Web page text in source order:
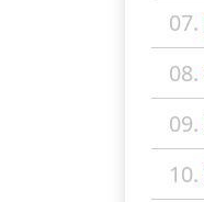
07.
08.
09.
10.